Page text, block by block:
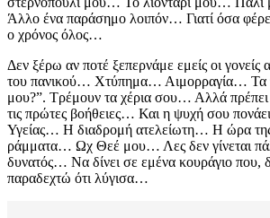
Άλλο ένα παράσημο λοιπόν… Γιατί όσα
ο χρόνος όλος…
Δεν ξέρω αν ποτέ ξεπερνάμε εμείς οι γονείς
του πανικού… Χτύπημα… Αιμορραγία… Τα
μου?”. Τρέμουν τα χέρια σου… Αλλά
τις πρώτες βοήθειες… Και η ψυχή σου
Υγείας… Η διαδρομή ατελείωτη… Η ώρα
ράμματα… Ωχ Θεέ μου… Λες δεν γίνεται
δυνατός… Να δίνει σε εμένα κουράγιο που,
παραδεχτώ ότι λύγισα…